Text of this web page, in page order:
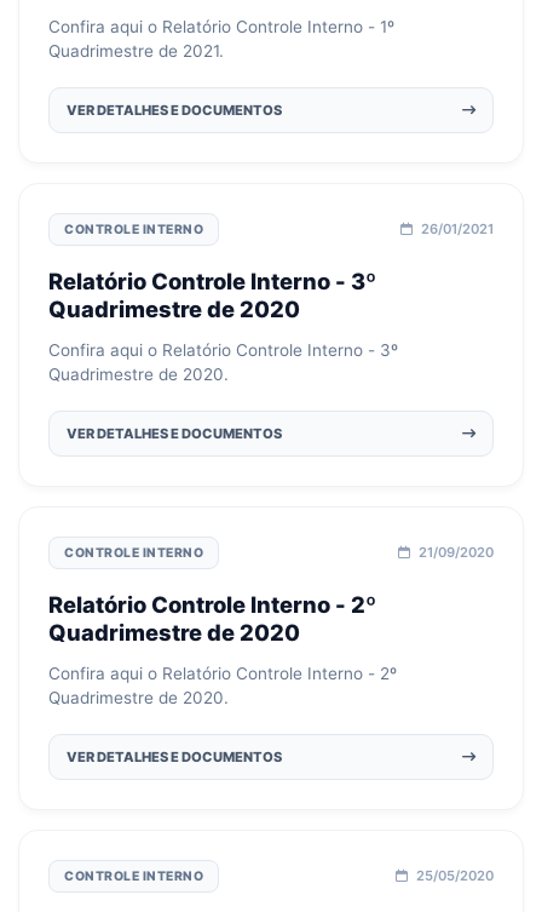
Confira aqui o Relatório Controle Interno - 1º
Quadrimestre de 2021.
VER DETALHES E DOCUMENTOS
CONTROLE INTERNO 26/01/2021
Relatório Controle Interno - 3º
Quadrimestre de 2020
Confira aqui o Relatório Controle Interno - 3º
Quadrimestre de 2020.
VER DETALHES E DOCUMENTOS
CONTROLE INTERNO 21/09/2020
Relatório Controle Interno - 2º
Quadrimestre de 2020
Confira aqui o Relatório Controle Interno - 2º
Quadrimestre de 2020.
VER DETALHES E DOCUMENTOS
CONTROLE INTERNO 25/05/2020